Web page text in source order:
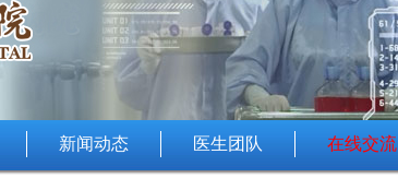
新闻动态 医生团队 在线交流